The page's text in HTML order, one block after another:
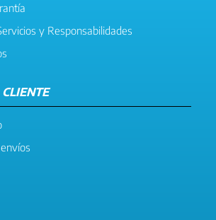
y Responsabilidades